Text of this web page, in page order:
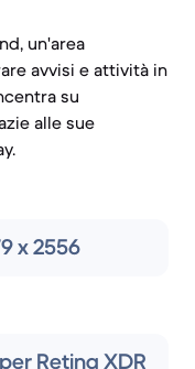
un'area
avvisi e attività in
su
alle sue
x 2556
Retina XDR